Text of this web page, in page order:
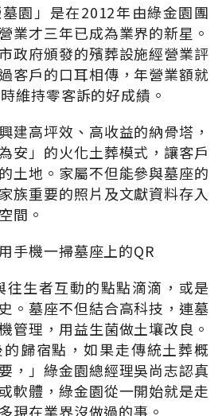
園」是在2012年由綠金園團
業才三年已成為業界的新星。
政府頒發的殯葬設施經營業評
客戶的口耳相傳，年營業額就
維持零客訴的好成績。
建高坪效、高收益的納骨塔，
安」的火化土葬模式，讓客戶
土地。家屬不但能參與墓座的
族重要的照片及文獻資料存入
間。
手機一掃墓座上的QR
生者互動的點點滴滴，或是
。墓座不但結合高科技，連墓
管理，用益生菌做土壤改良。
的歸宿點，如果走傳統土葬概
，」綠金園總經理吳尚志認真
軟體，綠金園從一開始就是走
現在業界沒做過的事。